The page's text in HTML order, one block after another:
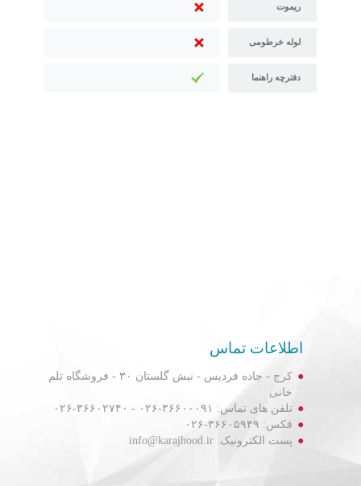
ریموت
لوله خرطومی
دفترچه راهنما
اطلاعات تماس
کرج - جاده فردیس - نبش گلستان ۳۰ - فروشگاه تلم
خانی
تلفن های تماس: ۳۶۶۰۰۰۹۱-۰۲۶ - ۳۶۶۰۲۷۴۰-۰۲۶
فکس: ۳۶۶۰۵۹۴۹-۰۲۶
پست الکترونیک: info@karajhood.ir